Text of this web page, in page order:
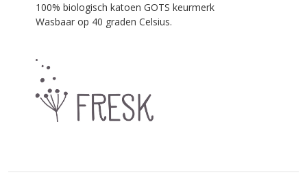
100% biologisch katoen GOTS keurmerk
Wasbaar op 40 graden Celsius.